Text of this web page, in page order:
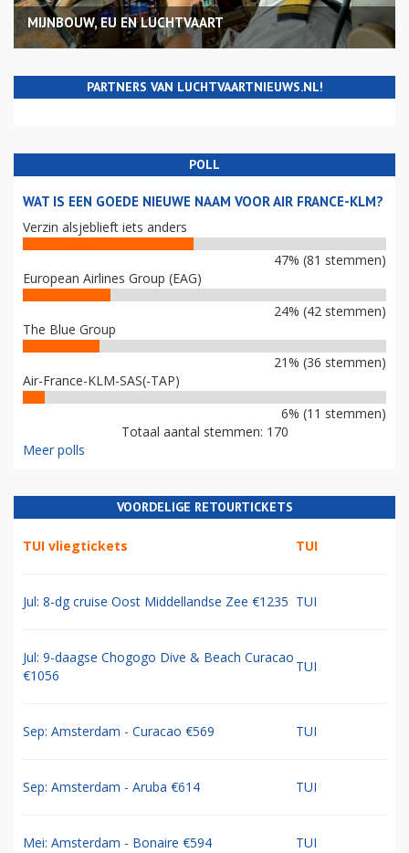
MIJNBOUW, EU EN LUCHTVAART
PARTNERS VAN LUCHTVAARTNIEUWS.NL!
POLL
WAT IS EEN GOEDE NIEUWE NAAM VOOR AIR FRANCE-KLM?
Verzin alsjeblieft iets anders
47% (81 stemmen)
European Airlines Group (EAG)
24% (42 stemmen)
The Blue Group
21% (36 stemmen)
Air-France-KLM-SAS(-TAP)
6% (11 stemmen)
Totaal aantal stemmen: 170
Meer polls
VOORDELIGE RETOURTICKETS
TUI vliegtickets TUI
Jul: 8-dg cruise Oost Middellandse Zee €1235 TUI
Jul: 9-daagse Chogogo Dive & Beach Curacao
€1056
TUI
Sep: Amsterdam - Curacao €569 TUI
Sep: Amsterdam - Aruba €614 TUI
Mei: Amsterdam - Bonaire €594 TUI